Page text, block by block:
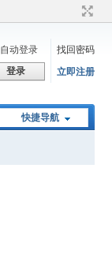
自动登录
找回密码
登录 立即注册
快捷导航